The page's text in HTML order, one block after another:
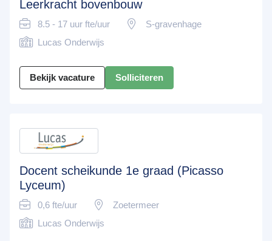
Leerkracht bovenbouw
8.5 - 17 uur fte/uur
S-gravenhage
Lucas Onderwijs
Bekijk vacature Solliciteren
Docent scheikunde 1e graad (Picasso
Lyceum)
0,6 fte/uur
Zoetermeer
Lucas Onderwijs